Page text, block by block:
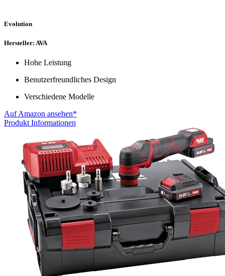
Evolution
Hersteller: AVA
Hohe Leistung
Benutzerfreundliches Design
Verschiedene Modelle
Auf Amazon ansehen*
Produkt Informationen